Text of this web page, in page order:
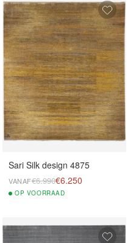
Sari Silk design 4875
VANAF€6.990€6.250
OP VOORRAAD